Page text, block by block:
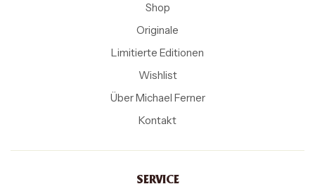
Shop
Originale
Limitierte Editionen
Wishlist
Über Michael Ferner
Kontakt
SERVICE